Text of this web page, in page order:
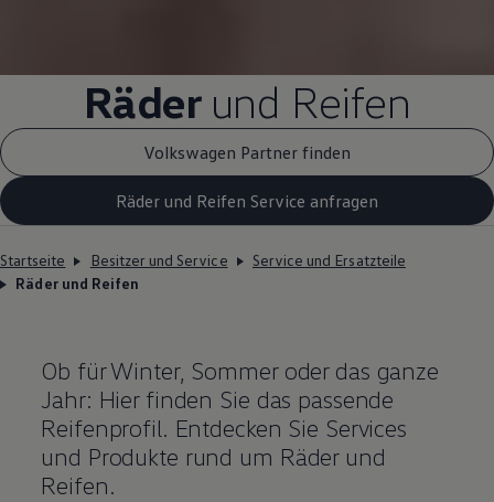
Räder und Reifen
Volkswagen Partner finden
Räder und Reifen Service anfragen
Startseite Besitzer und Service
Service und Ersatzteile
Räder und Reifen
Ob für Winter, Sommer oder das ganze
Jahr: Hier finden Sie das passende
Reifenprofil. Entdecken Sie Services
und Produkte rund um Räder und
Reifen.